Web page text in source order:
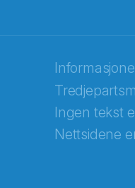
Ingen tekst
Nettsidene
Recaptcha